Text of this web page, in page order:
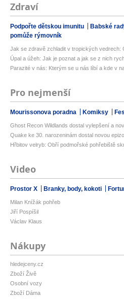
Zdraví
Podpořte dětskou imunitu Babské
pomůže rýmovník
Jak se zdravě zchladit v tropických vedrech:
Úpal a úžeh: Jak je poznat a jak se z nich
Parazité v nás: Kterým se u nás líbí a kde v
Pro nejmenší
Mourissonova poradna Komiksy
Ghost Recon Wildlands dostal vylepšení a
Quake ke 30. narozeninám dostal novou
Hřbitov velryb: Obří podmořské pohřebiště
Video
Prostor X Branky, body, kokoti
Milan Knížák pohřeb
Jiří Pospíšil
Václav Klaus
Nákupy
hledejceny.cz
Zboží Živě
Osobní vozy
Zboží Dáma